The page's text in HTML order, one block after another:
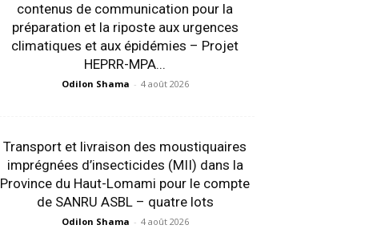
contenus de communication pour la
préparation et la riposte aux urgences
climatiques et aux épidémies – Projet
HEPRR-MPA...
Odilon Shama - 4 août 2026
Transport et livraison des moustiquaires
imprégnées d’insecticides (MII) dans la
Province du Haut-Lomami pour le compte
de SANRU ASBL – quatre lots
Odilon Shama - 4 août 2026